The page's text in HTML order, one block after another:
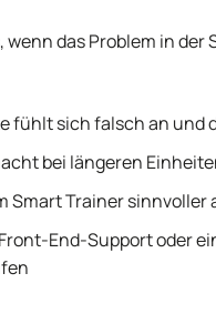
wenn das Problem in
fühlt sich falsch an und
bei längeren
Smart Trainer
End-Support oder